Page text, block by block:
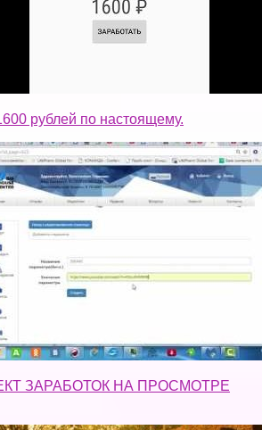
рублей по настоящему.
ЗАРАБОТОК НА ПРОСМОТРЕ